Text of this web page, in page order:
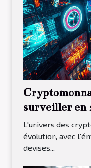
surveiller en
des
et de
L'univers des
évolution, avec
devises...